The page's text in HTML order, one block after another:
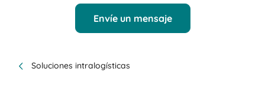
Envíe un mensaje
Soluciones intralogísticas